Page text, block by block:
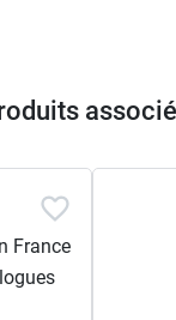
hydratant et
de